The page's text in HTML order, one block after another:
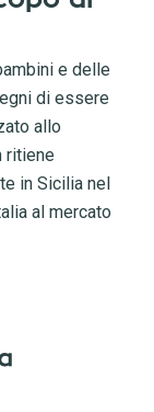
e delle
di essere
allo
ritiene
in Sicilia nel
al mercato